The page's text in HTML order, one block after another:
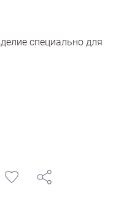
специально для